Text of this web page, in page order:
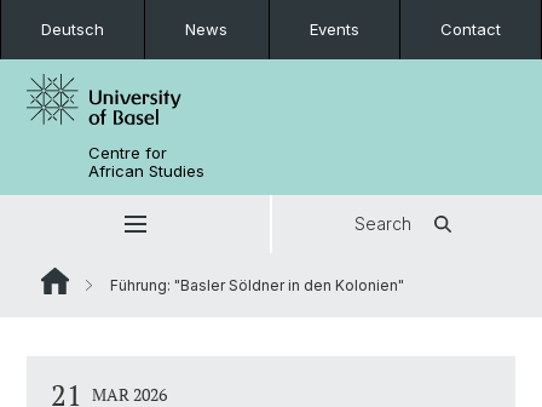
Deutsch News Events Contact
Centre for
African Studies
Search
Führung: "Basler Söldner in den Kolonien"
21 MAR 2026